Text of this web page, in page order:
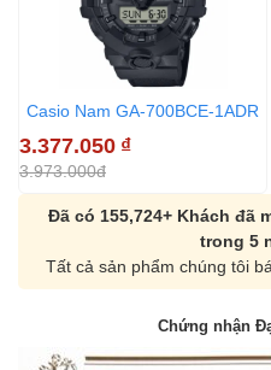
Casio Nam GA-700BCE-1ADR
3.377.050 ₫
3.973.000đ
Đã có 155,724+ Khách đã
trong 5
Tất cả sản phẩm chúng tôi
Chứng nhận